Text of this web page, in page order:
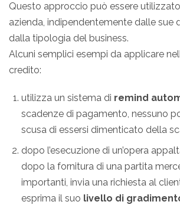
Questo approccio può essere
azienda, indipendentemente dalle sue
dalla tipologia del business.
Alcuni semplici esempi da applicare
credito:
utilizza un sistema di remind
scadenze di pagamento, nessuno
scusa di essersi dimenticato della
dopo l’esecuzione di un’opera
dopo la fornitura di una partita
importanti, invia una richiesta al
esprima il suo livello di